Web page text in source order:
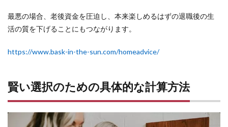
FP相
談で
すべ
7
実質
最悪の場合、老後資金を圧迫し、本来楽しめるはずの退職後の生
活の質を下げることにもつながります。
https://www.bask-in-the-sun.com/homeadvice/
賢い選択のための具体的な計算方法